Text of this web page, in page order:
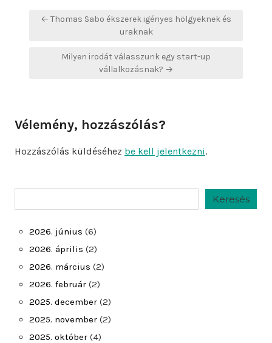
Bejegyzés
← Thomas Sabo ékszerek igényes hölgyeknek és
uraknak
Milyen irodát válasszunk egy start-up
vállalkozásnak? →
Vélemény, hozzászólás?
Hozzászólás küldéséhez be kell jelentkezni.
Keresés
2026. június (6)
2026. április (2)
2026. március (2)
2026. február (2)
2025. december (2)
2025. november (2)
2025. október (4)